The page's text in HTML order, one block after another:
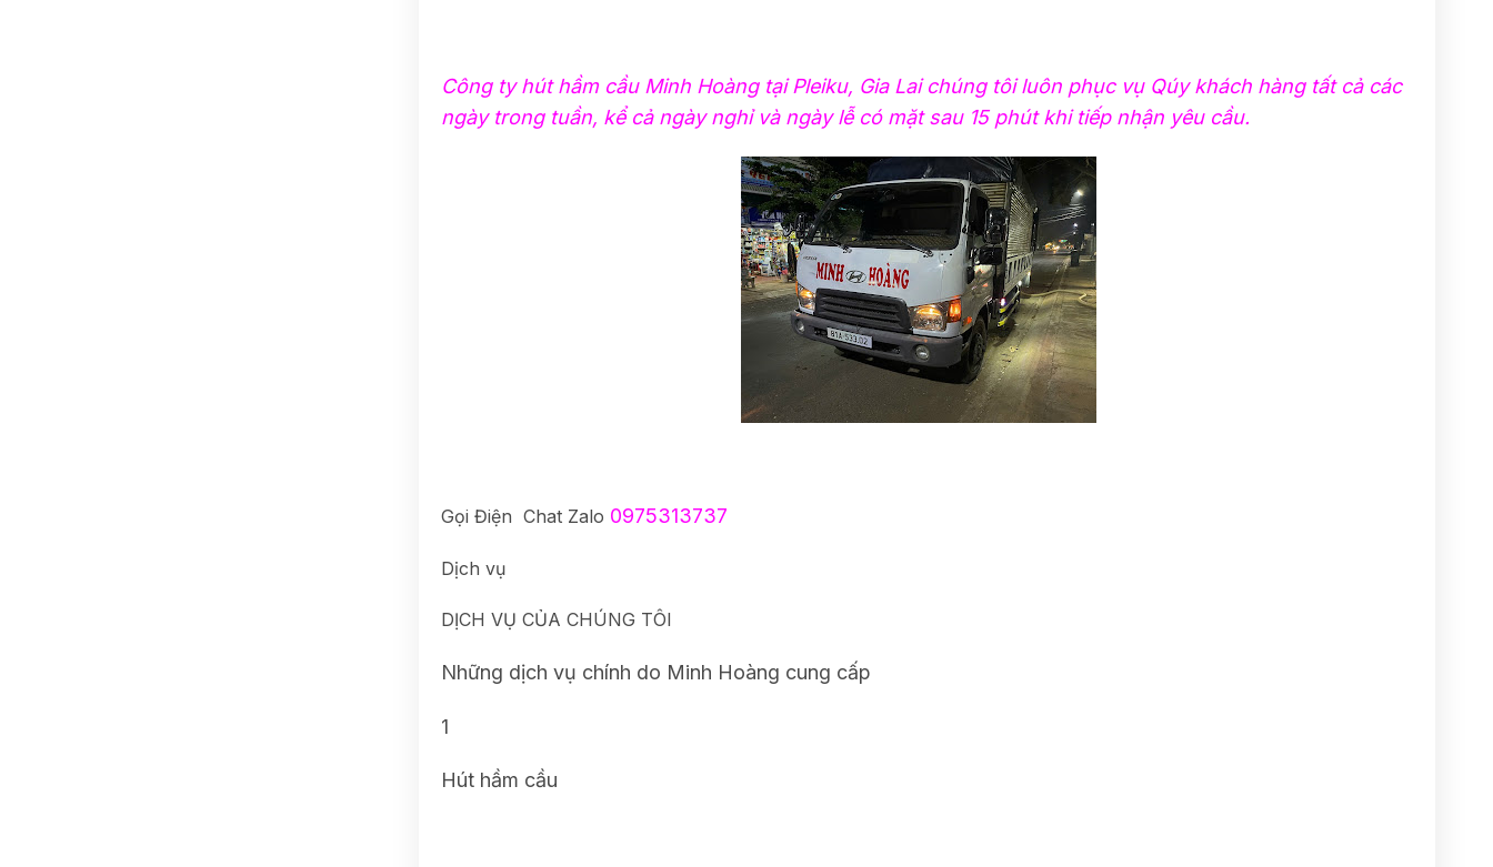
Công ty hút hầm cầu Minh Hoàng tại Pleiku, Gia Lai chúng tôi luôn phục vụ Qúy khách hàng tất cả các
ngày trong tuần, kể cả ngày nghỉ và ngày lễ có mặt sau 15 phút khi tiếp nhận yêu cầu.
Gọi Điện Chat Zalo 0975313737
Dịch vụ
DỊCH VỤ CỦA CHÚNG TÔI
Những dịch vụ chính do Minh Hoàng cung cấp
1
Hút hầm cầu